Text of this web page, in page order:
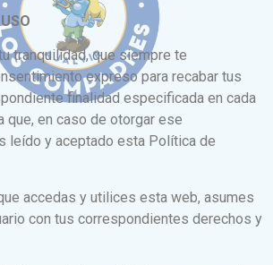
tranquilidad, que siempre te
expreso para recabar tus
finalidad especificada en cada
que, en caso de otorgar ese
leído y aceptado esta Política de
accedas y utilices esta web, asumes
con tus correspondientes derechos y